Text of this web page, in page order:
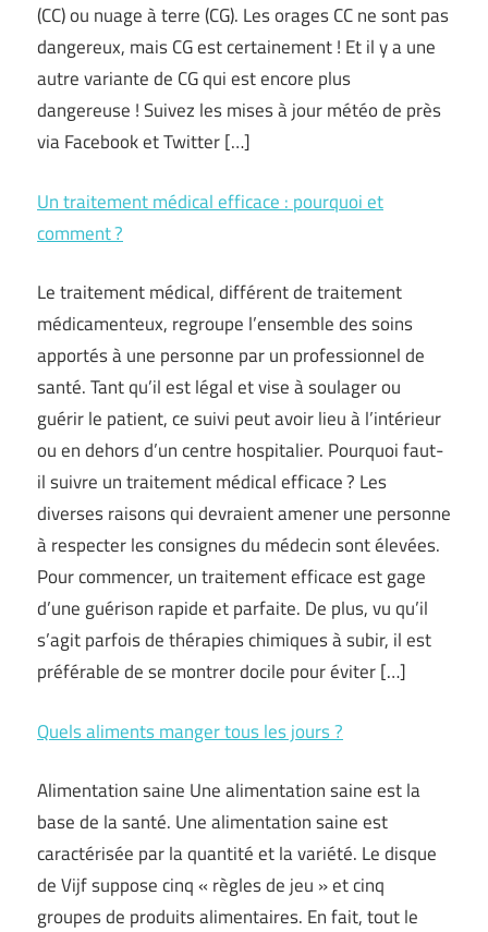
(CC) ou nuage à terre (CG). Les orages CC ne sont pas
dangereux, mais CG est certainement ! Et il y a une
autre variante de CG qui est encore plus
dangereuse ! Suivez les mises à jour météo de près
via Facebook et Twitter […]
Un traitement médical efficace : pourquoi et
comment ?
Le traitement médical, différent de traitement
médicamenteux, regroupe l’ensemble des soins
apportés à une personne par un professionnel de
santé. Tant qu’il est légal et vise à soulager ou
guérir le patient, ce suivi peut avoir lieu à l’intérieur
ou en dehors d’un centre hospitalier. Pourquoi faut-
il suivre un traitement médical efficace ? Les
diverses raisons qui devraient amener une personne
à respecter les consignes du médecin sont élevées.
Pour commencer, un traitement efficace est gage
d’une guérison rapide et parfaite. De plus, vu qu’il
s’agit parfois de thérapies chimiques à subir, il est
préférable de se montrer docile pour éviter […]
Quels aliments manger tous les jours ?
Alimentation saine Une alimentation saine est la
base de la santé. Une alimentation saine est
caractérisée par la quantité et la variété. Le disque
de Vijf suppose cinq « règles de jeu » et cinq
groupes de produits alimentaires. En fait, tout le